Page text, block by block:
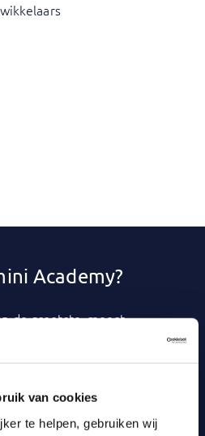
van cookies
te helpen, gebruiken wij
Academy?
de grootste, meest
ter wereld.
zowel volledig online als
inclusief certificering en